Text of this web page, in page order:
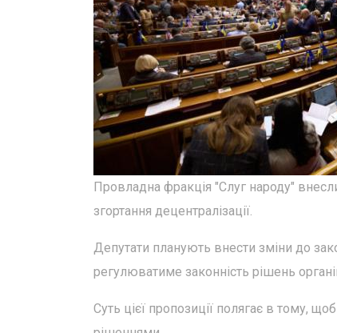
Провладна фракція "Слуг народу"
згортання децентралізації.
Депутати планують внести зміни до
регулюватиме законність рішень
Суть цієї пропозиції полягає в тому,